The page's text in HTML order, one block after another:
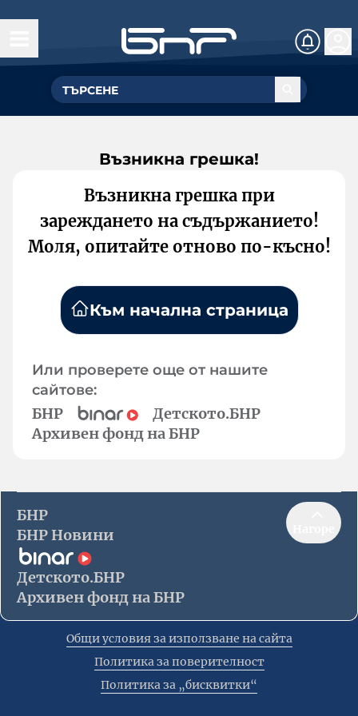
Възникна грешка!
Възникна грешка при
зареждането на съдържанието!
Моля, опитайте отново по-късно!
Към начална страница
Или проверете още от нашите
сайтове:
БНР
Детското.БНР
Архивен фонд на БНР
БНР
БНР Новини
Детското.БНР
Архивен фонд на БНР
Общи условия за използване на сайта
Политика за поверителност
Политика за „бисквитки“